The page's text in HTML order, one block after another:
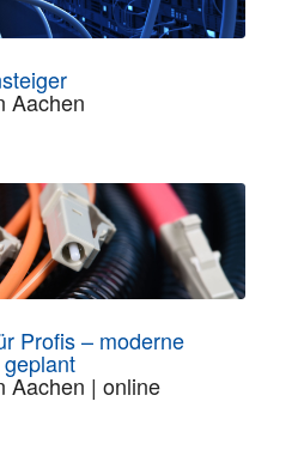
Aachen
Profis – moderne
Aachen | online